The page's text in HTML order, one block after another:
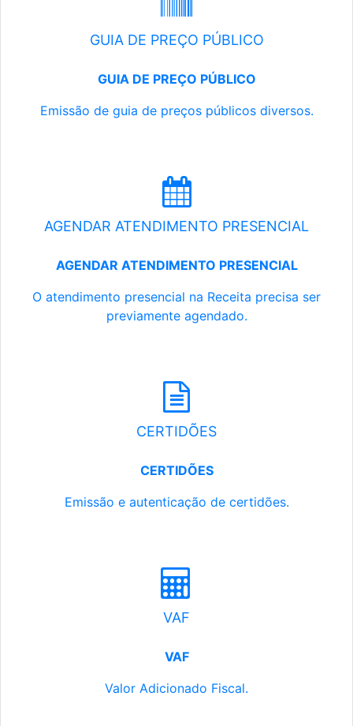
GUIA DE PREÇO PÚBLICO
GUIA DE PREÇO PÚBLICO
Emissão de guia de preços públicos diversos.
AGENDAR ATENDIMENTO PRESENCIAL
AGENDAR ATENDIMENTO PRESENCIAL
O atendimento presencial na Receita precisa ser
previamente agendado.
CERTIDÕES
CERTIDÕES
Emissão e autenticação de certidões.
VAF
VAF
Valor Adicionado Fiscal.